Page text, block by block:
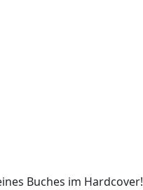
Buches im Hardcover!